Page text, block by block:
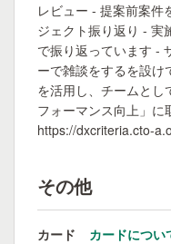
レビュー - 提案前案件
ジェクト振り返り - 実
で振り返っています -
ーで雑談をするを設
を活用し、チームと
フォーマンス向上」に
https://dxcriteria.cto-
その他
カード カードについ